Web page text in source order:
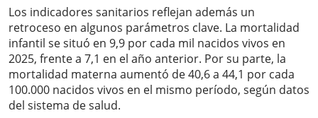
Los indicadores sanitarios reflejan además un
retroceso en algunos parámetros clave. La mortalidad
infantil se situó en 9,9 por cada mil nacidos vivos en
2025, frente a 7,1 en el año anterior. Por su parte, la
mortalidad materna aumentó de 40,6 a 44,1 por cada
100.000 nacidos vivos en el mismo período, según datos
del sistema de salud.